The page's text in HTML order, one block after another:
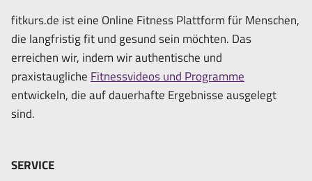
fitkurs.de ist eine Online Fitness Plattform für Menschen,
die langfristig fit und gesund sein möchten. Das
erreichen wir, indem wir authentische und
praxistauglicheFitnessvideos und Programme
entwickeln, die auf dauerhafte Ergebnisse ausgelegt
sind.
SERVICE